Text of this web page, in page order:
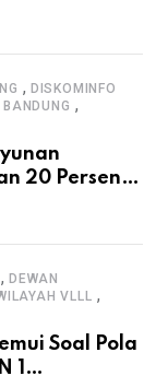
Antusias
, DISKOMINFO
,
20 Persen
,DEWAN
VLLL ,
Soal Pola
1